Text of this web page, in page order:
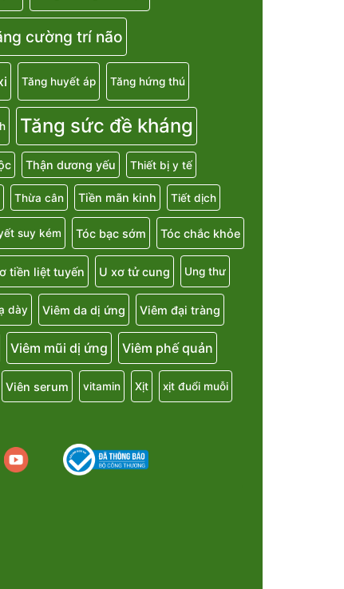
cường trí não
Tăng huyết áp Tăng hứng thú
Tăng sức đề kháng
Thận dương yếu Thiết bị y tế
Thừa cân Tiền mãn kinh Tiết dịch
suy kém Tóc bạc sớm Tóc chắc khỏe
tiền liệt tuyến U xơ tử cung Ung thư
dày Viêm da dị ứng Viêm đại tràng
Viêm mũi dị ứng Viêm phế quản
Viên serum vitamin Xịt xịt đuổi muỗi
youtube